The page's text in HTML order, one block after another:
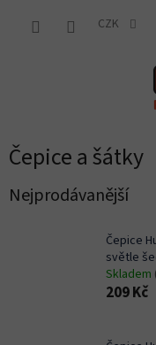
CZK
Čepice a šátky
Nejprodávanější
Čepice
světle
Skladem
209 Kč